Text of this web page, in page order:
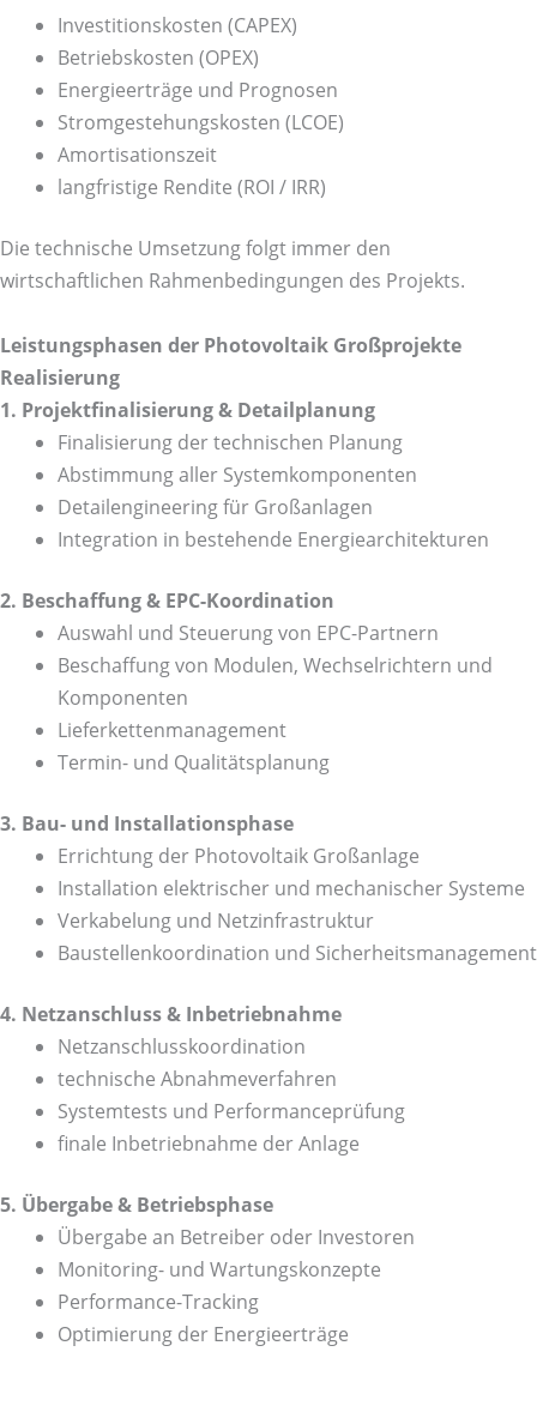
Investitionskosten (CAPEX)
Betriebskosten (OPEX)
Energieerträge und Prognosen
Stromgestehungskosten (LCOE)
Amortisationszeit
langfristige Rendite (ROI / IRR)
Die technische Umsetzung folgt immer den
wirtschaftlichen Rahmenbedingungen des Projekts.
Leistungsphasen der Photovoltaik Großprojekte
Realisierung
1. Projektfinalisierung & Detailplanung
Finalisierung der technischen Planung
Abstimmung aller Systemkomponenten
Detailengineering für Großanlagen
Integration in bestehende Energiearchitekturen
2. Beschaffung & EPC-Koordination
Auswahl und Steuerung von EPC-Partnern
Beschaffung von Modulen, Wechselrichtern und
Komponenten
Lieferkettenmanagement
Termin- und Qualitätsplanung
3. Bau- und Installationsphase
Errichtung der Photovoltaik Großanlage
Installation elektrischer und mechanischer Systeme
Verkabelung und Netzinfrastruktur
Baustellenkoordination und Sicherheitsmanagement
4. Netzanschluss & Inbetriebnahme
Netzanschlusskoordination
technische Abnahmeverfahren
Systemtests und Performanceprüfung
finale Inbetriebnahme der Anlage
5. Übergabe & Betriebsphase
Übergabe an Betreiber oder Investoren
Monitoring- und Wartungskonzepte
Performance-Tracking
Optimierung der Energieerträge